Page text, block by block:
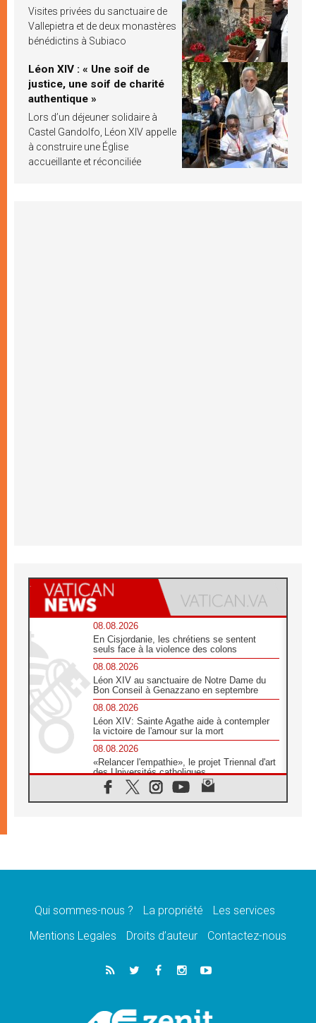
Visites privées du sanctuaire de
Vallepietra et de deux monastères
bénédictins à Subiaco
Léon XIV : « Une soif de
justice, une soif de charité
authentique »
Lors d’un déjeuner solidaire à
Castel Gandolfo, Léon XIV appelle
à construire une Église
accueillante et réconciliée
08.08.2026
En Cisjordanie, les chrétiens se sentent
seuls face à la violence des colons
08.08.2026
Léon XIV au sanctuaire de Notre Dame du
Bon Conseil à Genazzano en septembre
08.08.2026
Léon XIV: Sainte Agathe aide à contempler
la victoire de l'amour sur la mort
08.08.2026
«Relancer l'empathie», le projet Triennal d'art
des Universités catholiques
08.08.2026
Signis 2026, donner la parole aux religieuses
07.08.2026
07.08.2026
de l'Assomption et mémoire nationale
«La paix commence par l'empathie» estime
le cardinal Parolin
En Colombie, «la paix ne s'achète pas avec
une signature»
Qui sommes-nous ? La propriété
Les services
Mentions Legales
Droits d’auteur Contactez-nous